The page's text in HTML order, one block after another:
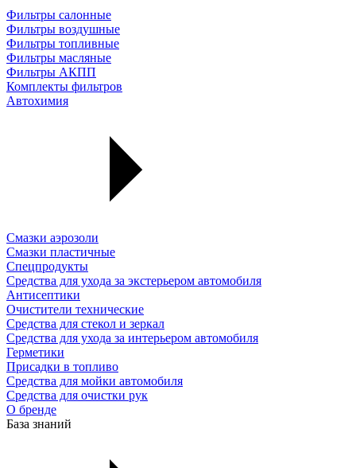
Фильтры салонные
Фильтры воздушные
Фильтры топливные
Фильтры масляные
Фильтры АКПП
Комплекты фильтров
Автохимия
Смазки аэрозоли
Смазки пластичные
Спецпродукты
Средства для ухода за экстерьером автомобиля
Антисептики
Очистители технические
Средства для стекол и зеркал
Средства для ухода за интерьером автомобиля
Герметики
Присадки в топливо
Средства для мойки автомобиля
Средства для очистки рук
О бренде
База знаний